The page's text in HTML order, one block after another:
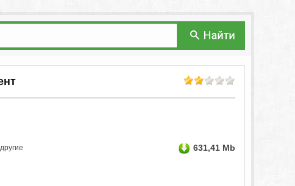
631,41 Mb